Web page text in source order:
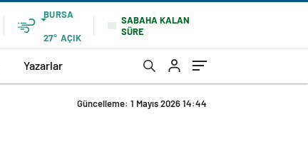
BURSA
27° AÇIK
SABAHA KALAN
SÜRE
Yazarlar
Güncelleme: 1 Mayıs 2026 14:44